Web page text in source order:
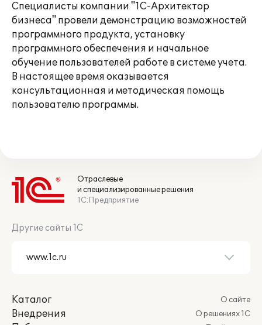
Специалисты компании "1С-Архитектор
бизнеса" провели демонстрацию возможностей
программного продукта, установку
программного обеспечения и начальное
обучение пользователей работе в системе учета.
В настоящее время оказывается
консультационная и методическая помощь
пользователю программы.
Отраслевые
и специализированные решения
1С:Предприятие
Другие сайты 1С
Каталог
Внедрения
О сайте
О решениях 1С